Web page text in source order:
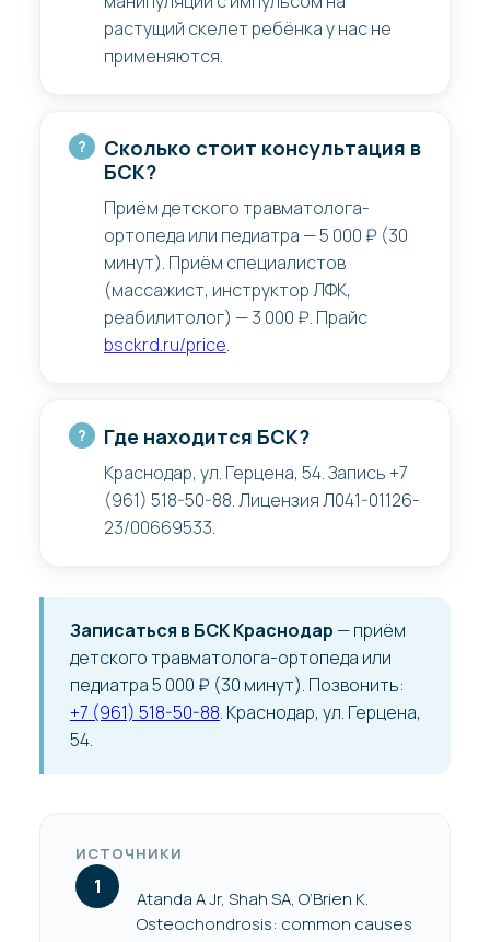
растущий скелет ребёнка у нас не
применяются.
Сколько стоит консультация в
БСК?
Приём детского травматолога-
ортопеда или педиатра — 5 000 ₽ (30
минут). Приём специалистов
(массажист, инструктор ЛФК,
реабилитолог) — 3 000 ₽. Прайс
bsckrd.ru/price.
Где находится БСК?
Краснодар, ул. Герцена, 54. Запись +7
(961) 518-50-88. Лицензия Л041-01126-
23/00669533.
Записаться в БСК Краснодар — приём
детского травматолога-ортопеда или
педиатра 5 000 ₽ (30 минут). Позвонить:
+7 (961) 518-50-88. Краснодар, ул. Герцена,
54.
ИСТОЧНИКИ
Atanda A Jr, Shah SA, O’Brien K.
Osteochondrosis: common causes